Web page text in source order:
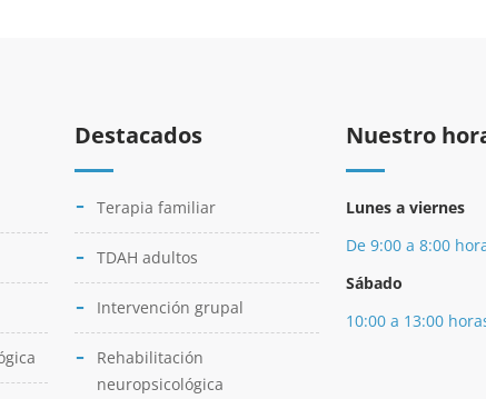
Destacados
Terapia familiar
TDAH adultos
Intervención grupal
Rehabilitación
neuropsicológica
Nuestro
Lunes a viernes
De 9:00 a 8:00
Sábado
10:00 a 13:00